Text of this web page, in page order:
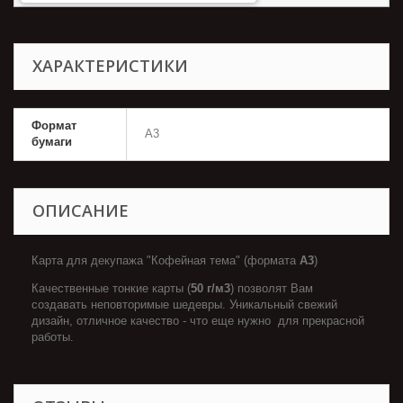
ХАРАКТЕРИСТИКИ
Формат
бумаги
А3
ОПИСАНИЕ
Карта для декупажа "Кофейная тема" (формата А3)
Качественные тонкие карты (50 г/м3) позволят Вам
создавать неповторимые шедевры. Уникальный свежий
дизайн, отличное качество - что еще нужно для прекрасной
работы.